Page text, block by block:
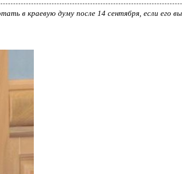
в краевую думу после 14 сентября, если его